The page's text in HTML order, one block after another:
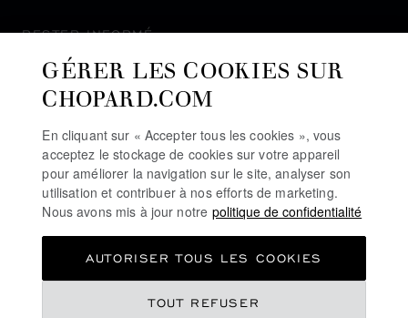
RESTER INFORMÉ
S’INSCRIRE À LA NEWSLETTER
POLITIQUE DES COOKIES
GÉRER LES COOKIES SUR
CHOPARD.COM
En cliquant sur « Accepter tous les cookies », vous
acceptez le stockage de cookies sur votre appareil
pour améliorer la navigation sur le site, analyser son
utilisation et contribuer à nos efforts de marketing.
Nous avons mis à jour notre politique de confidentialité
TOUT REFUSER
AUTORISER TOUS LES COOKIES